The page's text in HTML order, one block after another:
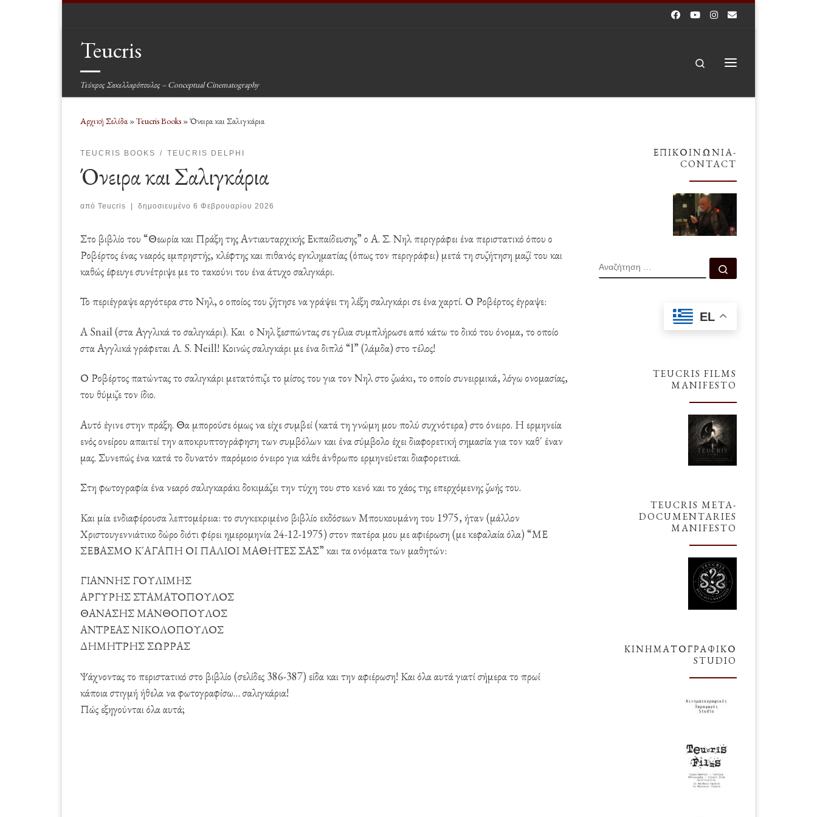
Teucris
Τεύκρος Σακελλαρόπουλος – Conceptual Cinematography
Search
Αρχική Σελίδα»Teucris Books »Όνειρα και Σαλιγκάρια
TEUCRIS BOOKS TEUCRIS DELPHI
Όνειρα και Σαλιγκάρια
από Teucris | δημοσιευμένο 6 Φεβρουαρίου 2026
Στο βιβλίο του “Θεωρία και Πράξη της Αντιαυταρχικής Εκπαίδευσης” ο Α. Σ. Νηλ περιγράφει ένα περιστατικό όπου ο
Ροβέρτος ένας νεαρός εμπρηστής, κλέφτης και πιθανός εγκληματίας (όπως τον περιγράφει) μετά τη συζήτηση μαζί του και
καθώς έφευγε συνέτριψε με το τακούνι του ένα άτυχο σαλιγκάρι.
Το περιέγραψε αργότερα στο Νηλ, ο οποίος του ζήτησε να γράψει τη λέξη σαλιγκάρι σε ένα χαρτί. Ο Ροβέρτος έγραψε:
A Snail (στα Αγγλικά το σαλιγκάρι). Και ο Νηλ ξεσπώντας σε γέλια συμπλήρωσε από κάτω το δικό του όνομα, το οποίο
στα Αγγλικά γράφεται A. S. Neill! Κοινώς σαλιγκάρι με ένα διπλό “l” (λάμδα) στο τέλος!
Ο Ροβέρτος πατώντας το σαλιγκάρι μετατόπιζε το μίσος του για τον Νηλ στο ζωάκι, το οποίο συνειρμικά, λόγω ονομασίας,
του θύμιζε τον ίδιο.
Αυτό έγινε στην πράξη. Θα μπορούσε όμως να είχε συμβεί (κατά τη γνώμη μου πολύ συχνότερα) στο όνειρο. Η ερμηνεία
ενός ονείρου απαιτεί την αποκρυπτογράφηση των συμβόλων και ένα σύμβολο έχει διαφορετική σημασία για τον καθ΄ έναν
μας. Συνεπώς ένα κατά το δυνατόν παρόμοιο όνειρο για κάθε άνθρωπο ερμηνεύεται διαφορετικά.
Στη φωτογραφία ένα νεαρό σαλιγκαράκι δοκιμάζει την τύχη του στο κενό και το χάος της επερχόμενης ζωής του.
Και μία ενδιαφέρουσα λεπτομέρεια: το συγκεκριμένο βιβλίο εκδόσεων Μπουκουμάνη του 1975, ήταν (μάλλον
Χριστουγεννιάτικο δώρο διότι φέρει ημερομηνία 24-12-1975) στον πατέρα μου με αφιέρωση (με κεφαλαία όλα) “ΜΕ
ΣΕΒΑΣΜΟ Κ΄ΑΓΑΠΗ ΟΙ ΠΑΛΙΟΙ ΜΑΘΗΤΕΣ ΣΑΣ” και τα ονόματα των μαθητών:
ΓΙΑΝΝΗΣ ΓΟΥΛΙΜΗΣ
ΑΡΓΥΡΗΣ ΣΤΑΜΑΤΟΠΟΥΛΟΣ
ΘΑΝΑΣΗΣ ΜΑΝΘΟΠΟΥΛΟΣ
ΑΝΤΡΕΑΣ ΝΙΚΟΛΟΠΟΥΛΟΣ
ΔΗΜΗΤΡΗΣ ΣΩΡΡΑΣ
Ψάχνοντας το περιστατικό στο βιβλίο (σελίδες 386-387) είδα και την αφιέρωση! Και όλα αυτά γιατί σήμερα το πρωί
κάποια στιγμή ήθελα να φωτογραφίσω… σαλιγκάρια!
Πώς εξηγούνται όλα αυτά;
ΕΠΙΚΟΙΝΩΝΊΑ-
CONTACT
ΑΝΑΖΉΤΗΣΗ
EL
TEUCRIS FILMS
MANIFESTO
TEUCRIS META-
DOCUMENTARIES
MANIFESTO
ΚΙΝΗΜΑΤΟΓΡΑΦΙΚΌ
STUDIO